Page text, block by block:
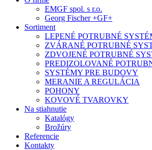
EMGF spol. s r.o.
Georg Fischer +GF+
Sortiment
LEPENÉ POTRUBNÉ
ZVÁRANÉ POTRUBNÉ
ZDVOJENÉ POTRUBNÉ
PREDIZOLOVANÉ
SYSTÉMY PRE BUDOVY
MERANIE A REGULÁCIA
POHONY
KOVOVÉ TVAROVKY
Na stiahnutie
Katalógy
Brožúry
Referencie
Kontakty